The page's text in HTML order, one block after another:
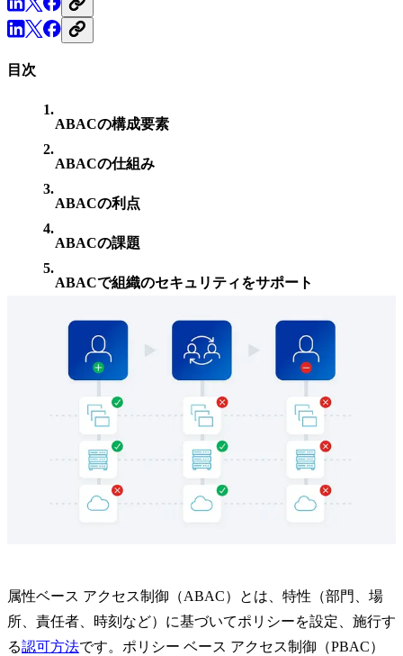
目次
ABACの構成要素
ABACの仕組み
ABACの利点
ABACの課題
ABACで組織のセキュリティをサポート
属性ベース アクセス制御（ABAC）とは、特性（部門、場
所、責任者、時刻など）に基づいてポリシーを設定、施行す
る認可方法です。ポリシー ベース アクセス制御（PBAC）